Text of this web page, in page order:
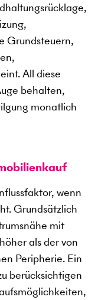
Grundsteuern,
All diese
behalten,
monatlich
wenn
Grundsätzlich
mit
als der von
Peripherie. Ein
berücksichtigen